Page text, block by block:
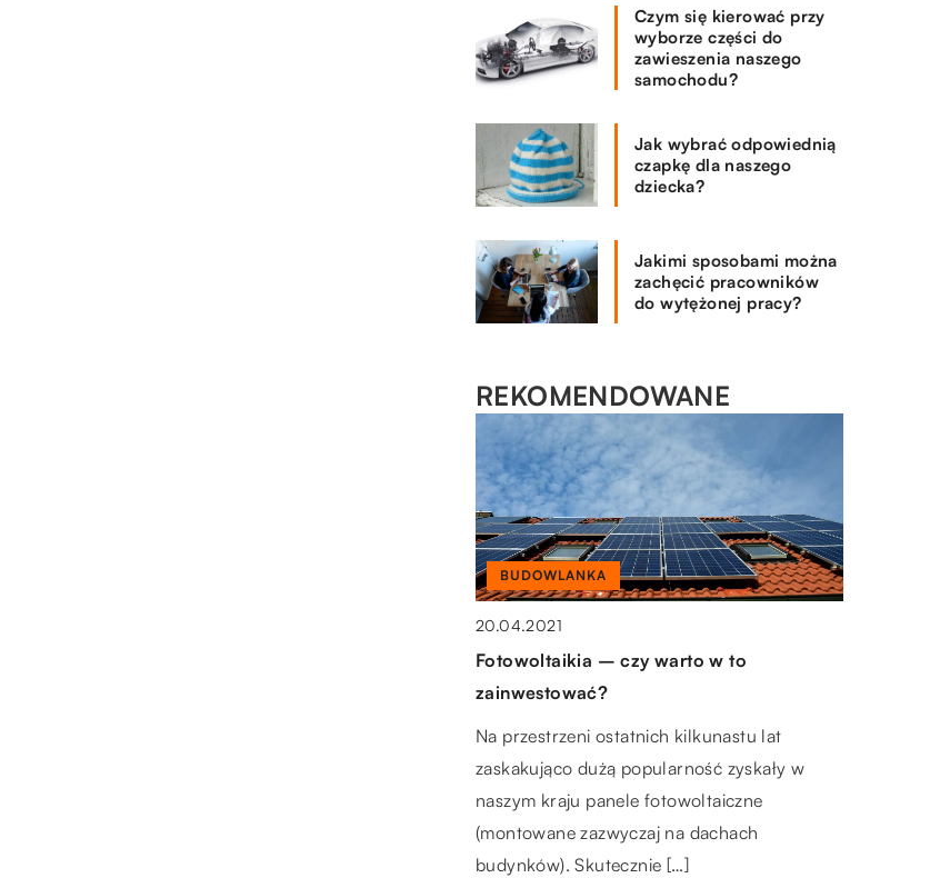
Czym się kierować przy
wyborze części do
zawieszenia naszego
samochodu?
Jak wybrać odpowiednią
czapkę dla naszego
dziecka?
Jakimi sposobami można
zachęcić pracowników
do wytężonej pracy?
REKOMENDOWANE
BUDOWLANKA
23.01.2023
Elektryk to osoba, która specjalizuje się w
okablowaniu elektrycznym, obwodach i
instalacjach. Zadaniem elektryka jest
instalacja, konserwacja i naprawa systemów
BUDOWLANKA
20.04.2021
Fotowoltaikia – czy warto w to
zainwestować?
Na przestrzeni ostatnich kilkunastu lat
zaskakująco dużą popularność zyskały w
naszym kraju panele fotowoltaiczne
(montowane zazwyczaj na dachach
budynków). Skutecznie […]
MOTO & TECH
15.09.2018
W dzisiejszym przemyśle wiele fabryk i
zakładów przemysłowych nie może istnieć
bez profesjonalnego sprzętu. Wyposażenie
takich miejsc to przede wszystkim […]